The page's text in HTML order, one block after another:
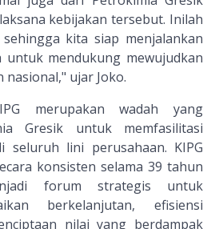
kebijakan tersebut. Inilah
kita siap menjalankan
untuk mendukung mewujudkan
nasional," ujar Joko.
merupakan wadah yang
Gresik untuk memfasilitasi
seluruh lini perusahaan. KIPG
konsisten selama 39 tahun
forum strategis untuk
berkelanjutan, efisiensi
nilai yang berdampak